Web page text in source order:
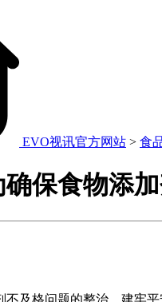
EVO视讯官方网站 > 食
保食物添
格问题的整治，建牢平